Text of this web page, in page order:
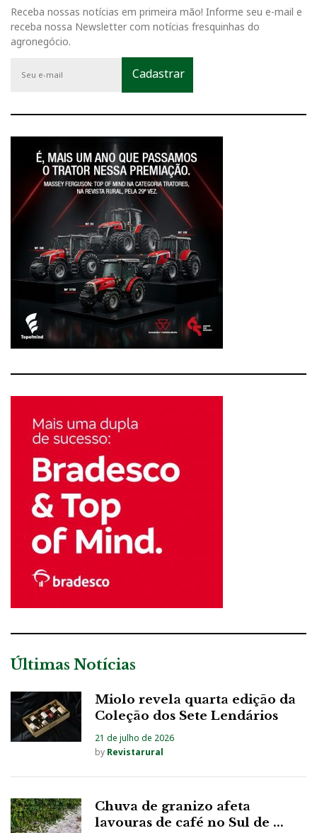
Receba nossas notícias em primeira mão! Informe seu e-mail e
receba nossa Newsletter com notícias fresquinhas do
agronegócio.
Últimas Notícias
Miolo revela quarta edição da
Coleção dos Sete Lendários
21 de julho de 2026
by Revistarural
Chuva de granizo afeta
lavouras de café no Sul de ...